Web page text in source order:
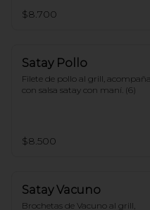
$8.700
Satay Pollo
Filete de pollo al grill,
con salsa satay con maní. (6)
$8.500
Satay Vacuno
Brochetas de Vacuno al grill,